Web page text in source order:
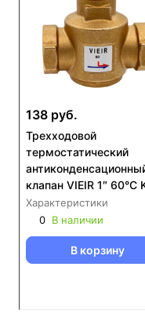
138 руб.
Трехходовой
термостатический
клапан VIEIR 1″ 60°C
9 (VR238)
Характеристики
0 В наличии
В корзину